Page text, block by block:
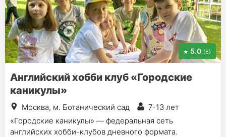
5.0 (6)
Английский хобби клуб «Городские
каникулы»
Москва, м. Ботанический сад
7-13 лет
«Городские каникулы» — федеральная сеть
английских хобби-клубов дневного формата.